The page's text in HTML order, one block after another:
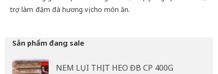
trợ làm đậm đà hương vị cho món ăn.
Sản phẩm đang sale
NEM LỤI THỊT HEO ĐB CP 400G